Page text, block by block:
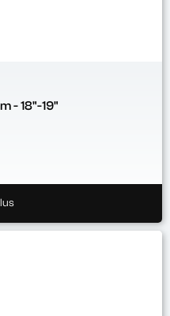
- 38 mm - 18"-19"